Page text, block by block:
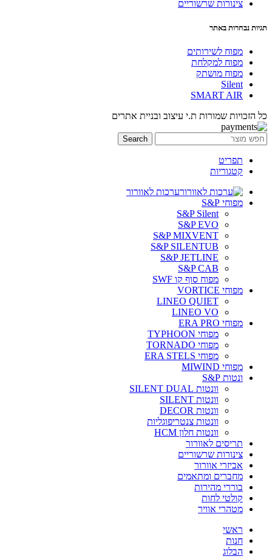
צינורות שרשוריים
תגיות נבחרות באתר
מפוח לשירותים
מפוח למקלחת
מפוח מושתק
Silent
SMART AIR
כל הזכויות שמורות ת.י עיצוב ובניית אתרים
Search
תפריט
קטגוריות
ערכות לאוורור
מפוחי S&P
S&P Silent
S&P EVO
S&P MIXVENT
S&P SILENTUB
S&P JETLINE
S&P CAB
מפוח סוף קו SWF
מפוחי VORTICE
LINEO QUIET
LINEO VO
מפוחי ERA PRO
מפוחי TYPHOON
מפוחי TORNADO
מפוחי ERA STELS
מפוחי MIWIND
ונטות S&P
וונטות SILENT DUAL
וונטות SILENT
וונטות DECOR
וונטות צנטריפוגליות
וונטות חלון HCM
תריסים לאוורור
צינורות שרשוריים
אביזרי אוורור
מחברים ומתאמים
בוררי מהירות
קולטי לחות
מטהרי אוויר
ראשי
חנות
הבלוג